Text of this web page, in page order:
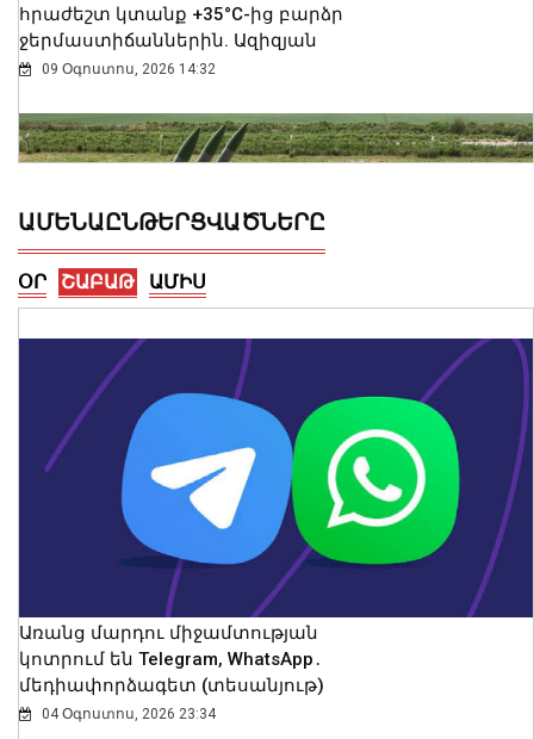
հրաժեշտ կտանք +35°C-ից բարձր
ջերմաստիճաններին. Ազիզյան
09 Օգոստոս, 2026 14:32
ՀՀ ԶՈւ ՀՕՊ ստորաբաժանումները
պարապմունքներ են անցկացնում
նորագույն «Կարիճ» և «Լուսան»
զենիթային հրթիռային համալիրներով
09 Օգոստոս, 2026 14:26
ԱՄԵՆԱԸՆԹԵՐՑՎԱԾՆԵՐԸ
ՕՐ ՇԱԲԱԹ ԱՄԻՍ
Առանց մարդու միջամտության
կոտրում են Telegram, WhatsApp․
մեդիափորձագետ (տեսանյութ)
04 Օգոստոս, 2026 23:34